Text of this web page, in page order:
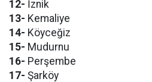
12- İznik
13- Kemaliye
14- Köyceğiz
15- Mudurnu
16- Perşembe
17- Şarköy